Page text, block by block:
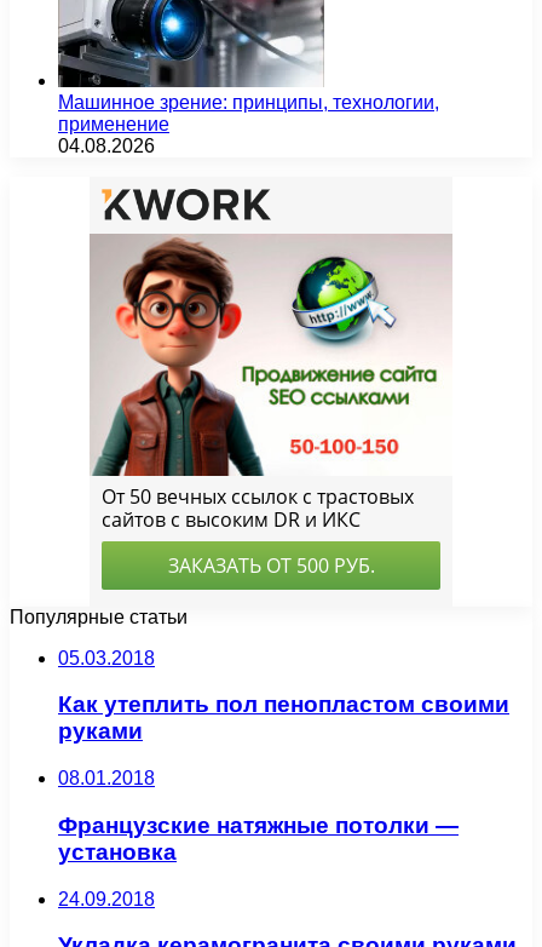
Машинное зрение: принципы, технологии,
применение
04.08.2026
Популярные статьи
05.03.2018
Как утеплить пол пенопластом своими
руками
08.01.2018
Французские натяжные потолки —
установка
24.09.2018